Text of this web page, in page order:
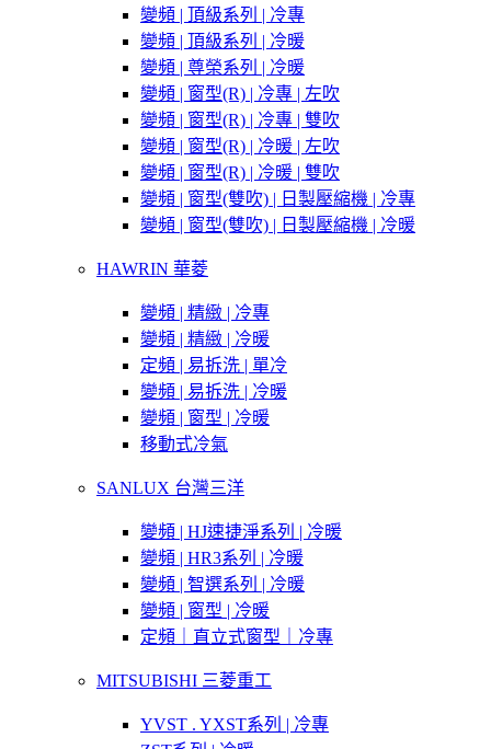
變頻 | 頂級系列 | 冷專
變頻 | 頂級系列 | 冷暖
變頻 | 尊榮系列 | 冷暖
變頻 | 窗型(R) | 冷專 | 左吹
變頻 | 窗型(R) | 冷專 | 雙吹
變頻 | 窗型(R) | 冷暖 | 左吹
變頻 | 窗型(R) | 冷暖 | 雙吹
變頻 | 窗型(雙吹) | 日製壓縮機 | 冷專
變頻 | 窗型(雙吹) | 日製壓縮機 | 冷暖
HAWRIN 華菱
變頻 | 精緻 | 冷專
變頻 | 精緻 | 冷暖
定頻 | 易拆洗 | 單冷
變頻 | 易拆洗 | 冷暖
變頻 | 窗型 | 冷暖
移動式冷氣
SANLUX 台灣三洋
變頻 | HJ速捷淨系列 | 冷暖
變頻 | HR3系列 | 冷暖
變頻 | 智選系列 | 冷暖
變頻 | 窗型 | 冷暖
定頻｜直立式窗型｜冷專
MITSUBISHI 三菱重工
YVST . YXST系列 | 冷專